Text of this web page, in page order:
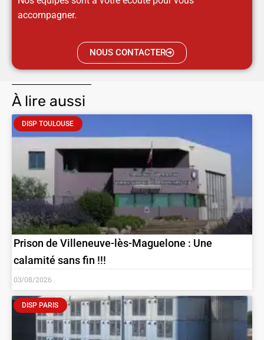
accompagner.
NOUS CONTACTER
À lire aussi
DISP TOULOUSE
Prison de Villeneuve-lès-Maguelone : Une
calamité sans fin !!!
03/08/2026
DISP PARIS